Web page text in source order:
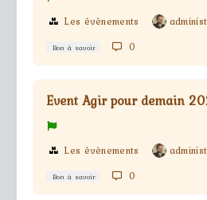
Les évènements
Bon à savoir 0
Event Agir pour demain
Les évènements
Bon à savoir 0